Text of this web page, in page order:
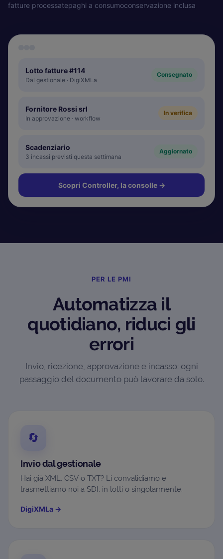
fatture processatepaghi a consumoconservazione inclusa
Lotto fatture #114
Dal gestionale · DigiXMLa
Consegnato
Fornitore Rossi srl
In approvazione · workflow
In verifica
Scadenziario
3 incassi previsti questa settimana
Aggiornato
Scopri Controller, la consolle →
PER LE PMI
Automatizza il
quotidiano, riduci gli
errori
Invio, ricezione, approvazione e incasso: ogni
passaggio del documento può lavorare da solo.
🔄
Invio dal gestionale
Hai già XML, CSV o TXT? Li convalidiamo e
trasmettiamo noi a SDI, in lotti o singolarmente.
DigiXMLa →